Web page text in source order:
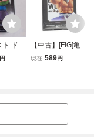
ト ドラ
SOLI
円
【中古】[FIG]亀仙
人 ドラゴンボール
現在 589円